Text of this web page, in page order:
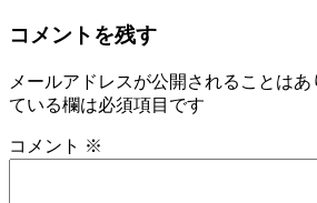
コメントを残す
メールアドレスが公開されることはあ
ている欄は必須項目です
コメント ※